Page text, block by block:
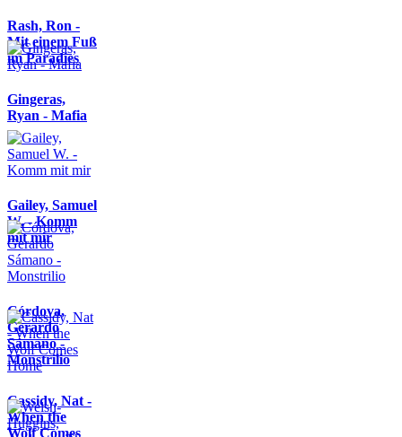
Rash, Ron -
Mit einem Fuß
im Paradies
Gingeras,
Ryan - Mafia
Gailey, Samuel
W. - Komm
mit mir
Córdova,
Gerardo
Sámano -
Monstrilio
Cassidy, Nat -
When the
Wolf Comes